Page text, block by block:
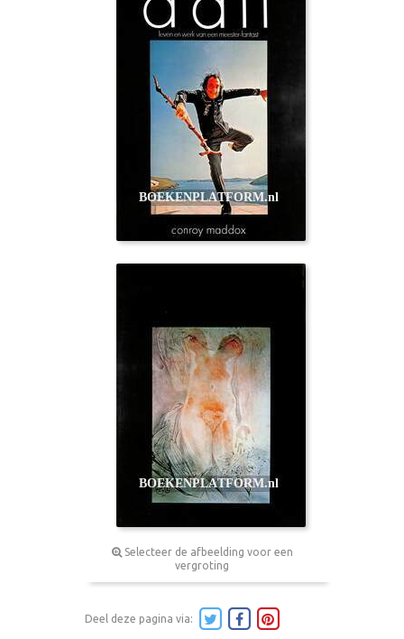
Selecteer de afbeelding voor een
vergroting
Deel deze pagina via: